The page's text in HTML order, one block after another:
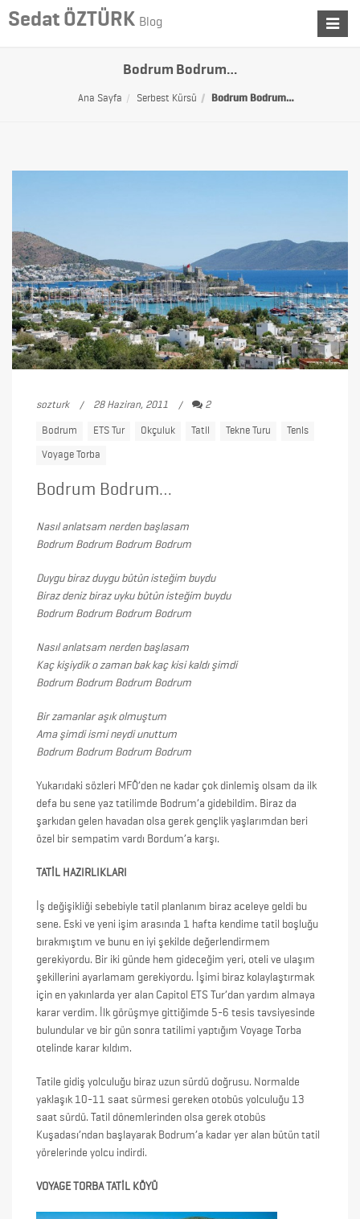
Toggle
Sedat ÖZTÜRK Blog
Bodrum Bodrum…
Ana Sayfa Serbest Kürsü Bodrum Bodrum…
sozturk 28 Haziran, 2011 2
Bodrum ETS Tur Okçuluk Tatil Tekne Turu Tenis
Voyage Torba
Bodrum Bodrum…
Nasıl anlatsam nerden başlasam
Bodrum Bodrum Bodrum Bodrum
Duygu biraz duygu bütün isteğim buydu
Biraz deniz biraz uyku bütün isteğim buydu
Bodrum Bodrum Bodrum Bodrum
Nasıl anlatsam nerden başlasam
Kaç kişiydik o zaman bak kaç kisi kaldı şimdi
Bodrum Bodrum Bodrum Bodrum
Bir zamanlar aşık olmuştum
Ama şimdi ismi neydi unuttum
Bodrum Bodrum Bodrum Bodrum
Yukarıdaki sözleri MFÖ’den ne kadar çok dinlemiş olsam da ilk
defa bu sene yaz tatilimde Bodrum’a gidebildim. Biraz da
şarkıdan gelen havadan olsa gerek gençlik yaşlarımdan beri
özel bir sempatim vardı Bordum’a karşı.
TATİL HAZIRLIKLARI
İş değişikliği sebebiyle tatil planlanım biraz aceleye geldi bu
sene. Eski ve yeni işim arasında 1 hafta kendime tatil boşluğu
bırakmıştım ve bunu en iyi şekilde değerlendirmem
gerekiyordu. Bir iki günde hem gideceğim yeri, oteli ve ulaşım
şekillerini ayarlamam gerekiyordu. İşimi biraz kolaylaştırmak
için en yakınlarda yer alan Capitol ETS Tur’dan yardım almaya
karar verdim. İlk görüşmye gittiğimde 5-6 tesis tavsiyesinde
bulundular ve bir gün sonra tatilimi yaptığım Voyage Torba
otelinde karar kıldım.
Tatile gidiş yolculuğu biraz uzun sürdü doğrusu. Normalde
yaklaşık 10-11 saat sürmesi gereken otobüs yolculuğu 13
saat sürdü. Tatil dönemlerinden olsa gerek otobüs
Kuşadası’ndan başlayarak Bodrum’a kadar yer alan bütün tatil
yörelerinde yolcu indirdi.
VOYAGE TORBA TATİL KÖYÜ